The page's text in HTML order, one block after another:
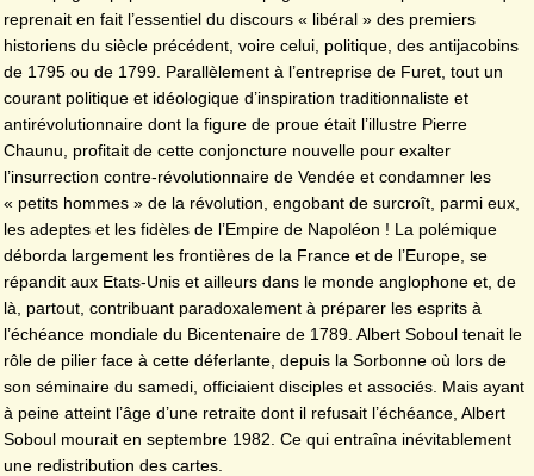
reprenait en fait l’essentiel du discours « libéral » des premiers
historiens du siècle précédent, voire celui, politique, des antijacobins
de 1795 ou de 1799. Parallèlement à l’entreprise de Furet, tout un
courant politique et idéologique d’inspiration traditionnaliste et
antirévolutionnaire dont la figure de proue était l’illustre Pierre
Chaunu, profitait de cette conjoncture nouvelle pour exalter
l’insurrection contre-révolutionnaire de Vendée et condamner les
« petits hommes » de la révolution, engobant de surcroît, parmi eux,
les adeptes et les fidèles de l’Empire de Napoléon ! La polémique
déborda largement les frontières de la France et de l’Europe, se
répandit aux Etats-Unis et ailleurs dans le monde anglophone et, de
là, partout, contribuant paradoxalement à préparer les esprits à
l’échéance mondiale du Bicentenaire de 1789. Albert Soboul tenait le
rôle de pilier face à cette déferlante, depuis la Sorbonne où lors de
son séminaire du samedi, officiaient disciples et associés. Mais ayant
à peine atteint l’âge d’une retraite dont il refusait l’échéance, Albert
Soboul mourait en septembre 1982. Ce qui entraîna inévitablement
une redistribution des cartes.